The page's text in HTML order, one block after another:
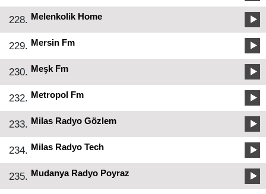
228. Melenkolik Home
229. Mersin Fm
230. Meşk Fm
232. Metropol Fm
233. Milas Radyo Gözlem
234. Milas Radyo Tech
235. Mudanya Radyo Poyraz